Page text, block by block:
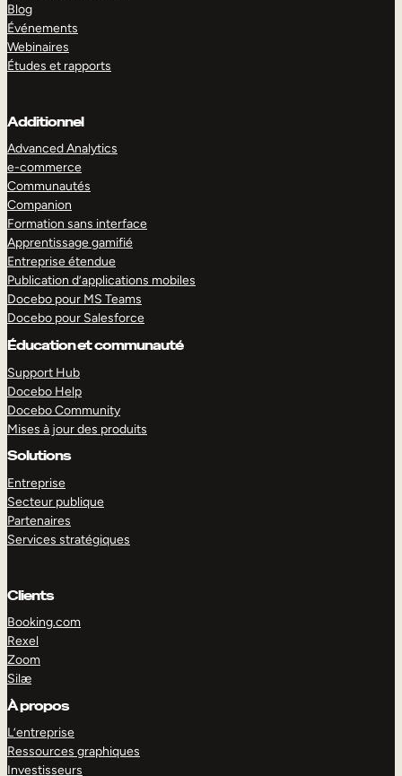
Blog
Événements
Webinaires
Études et rapports
Additionnel
Advanced Analytics
e-commerce
Communautés
Companion
Formation sans interface
Apprentissage gamifié
Entreprise étendue
Publication d’applications mobiles
Docebo pour MS Teams
Docebo pour Salesforce
Éducation et communauté
Support Hub
Docebo Help
Docebo Community
Mises à jour des produits
Solutions
Entreprise
Secteur publique
Partenaires
Services stratégiques
Clients
Booking.com
Rexel
Zoom
Silæ
À propos
L’entreprise
Ressources graphiques
Investisseurs